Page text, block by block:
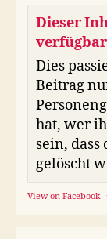
Dieser
verfügbar
Dies
Beitrag
hat, wer
sein,
gelöscht
View on Facebook ·